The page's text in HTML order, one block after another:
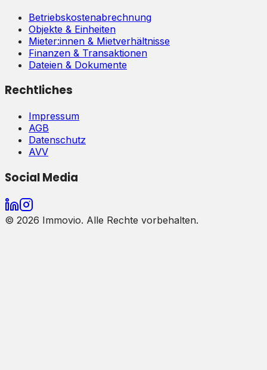
Betriebskostenabrechnung
Objekte & Einheiten
Mieter:innen & Mietverhältnisse
Finanzen & Transaktionen
Dateien & Dokumente
Rechtliches
Impressum
AGB
Datenschutz
AVV
Social Media
© 2026 Immovio. Alle Rechte vorbehalten.